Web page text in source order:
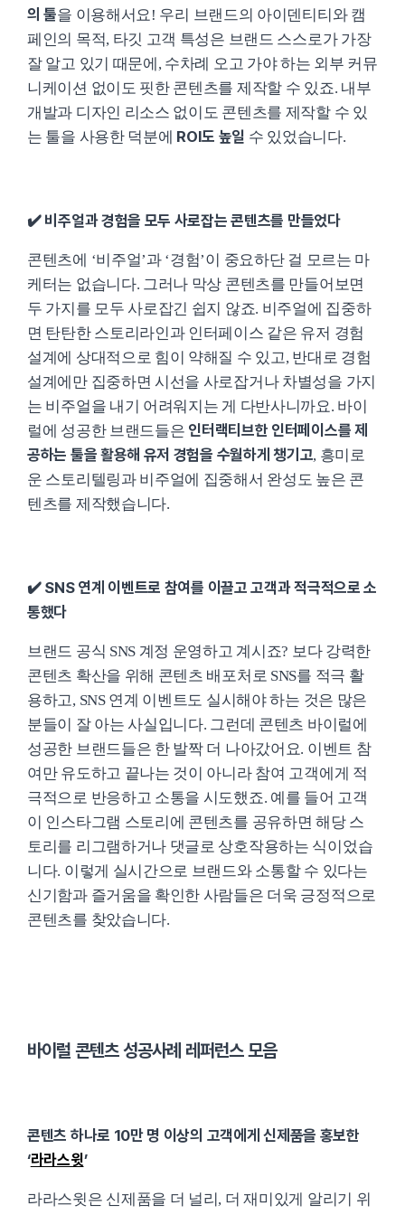
의 툴을 이용해서요! 우리 브랜드의 아이덴티티와 캠
페인의 목적, 타깃 고객 특성은 브랜드 스스로가 가장
잘 알고 있기 때문에, 수차례 오고 가야 하는 외부 커뮤
니케이션 없이도 핏한 콘텐츠를 제작할 수 있죠. 내부
개발과 디자인 리소스 없이도 콘텐츠를 제작할 수 있
는 툴을 사용한 덕분에 ROI도 높일 수 있었습니다.
✔️ 비주얼과 경험을 모두 사로잡는 콘텐츠를 만들었다
콘텐츠에 ‘비주얼’과 ‘경험’이 중요하단 걸 모르는 마
케터는 없습니다. 그러나 막상 콘텐츠를 만들어보면
두 가지를 모두 사로잡긴 쉽지 않죠. 비주얼에 집중하
면 탄탄한 스토리라인과 인터페이스 같은 유저 경험
설계에 상대적으로 힘이 약해질 수 있고, 반대로 경험
설계에만 집중하면 시선을 사로잡거나 차별성을 가지
는 비주얼을 내기 어려워지는 게 다반사니까요. 바이
럴에 성공한 브랜드들은 인터랙티브한 인터페이스를 제
공하는 툴을 활용해 유저 경험을 수월하게 챙기고, 흥미로
운 스토리텔링과 비주얼에 집중해서 완성도 높은 콘
텐츠를 제작했습니다.
✔️ SNS 연계 이벤트로 참여를 이끌고 고객과 적극적으로 소
통했다
브랜드 공식 SNS 계정 운영하고 계시죠? 보다 강력한
콘텐츠 확산을 위해 콘텐츠 배포처로 SNS를 적극 활
용하고, SNS 연계 이벤트도 실시해야 하는 것은 많은
분들이 잘 아는 사실입니다. 그런데 콘텐츠 바이럴에
성공한 브랜드들은 한 발짝 더 나아갔어요. 이벤트 참
여만 유도하고 끝나는 것이 아니라 참여 고객에게 적
극적으로 반응하고 소통을 시도했죠. 예를 들어 고객
이 인스타그램 스토리에 콘텐츠를 공유하면 해당 스
토리를 리그램하거나 댓글로 상호작용하는 식이었습
니다. 이렇게 실시간으로 브랜드와 소통할 수 있다는
신기함과 즐거움을 확인한 사람들은 더욱 긍정적으로
콘텐츠를 찾았습니다.
바이럴 콘텐츠 성공사례 레퍼런스 모음
콘텐츠 하나로 10만 명 이상의 고객에게 신제품을 홍보한
‘라라스윗’
라라스윗은 신제품을 더 널리, 더 재미있게 알리기 위